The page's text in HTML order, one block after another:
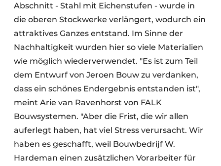
Abschnitt - Stahl mit Eichenstufen - wurde in
die oberen Stockwerke verlängert, wodurch ein
attraktives Ganzes entstand. Im Sinne der
Nachhaltigkeit wurden hier so viele Materialien
wie möglich wiederverwendet. "Es ist zum Teil
dem Entwurf von Jeroen Bouw zu verdanken,
dass ein schönes Endergebnis entstanden ist",
meint Arie van Ravenhorst von FALK
Bouwsystemen. "Aber die Frist, die wir allen
auferlegt haben, hat viel Stress verursacht. Wir
haben es geschafft, weil Bouwbedrijf W.
Hardeman einen zusätzlichen Vorarbeiter für